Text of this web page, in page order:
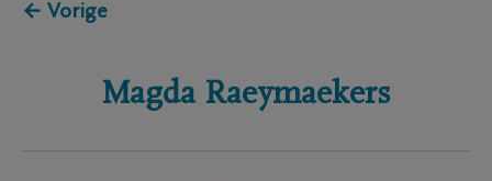
← Vorige
Magda Raeymaekers